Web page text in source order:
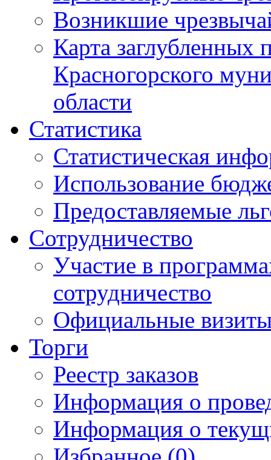
Возникшие
Карта
Красногорского
области
Статистика
Статистическая
Использование
Предоставляемые
Сотрудничество
Участие в
сотрудничество
Официальные
Торги
Реестр заказов
Информация о
Информация о